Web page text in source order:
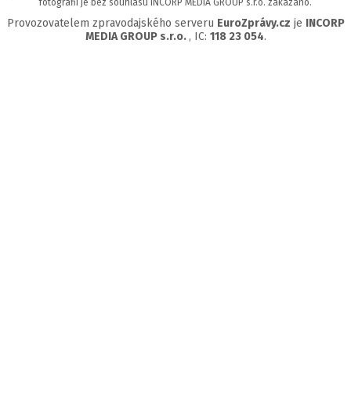
Provozovatelem zpravodajského serveru EuroZprávy.cz je INCORP
MEDIA GROUP s.r.o. , IC: 118 23 054.